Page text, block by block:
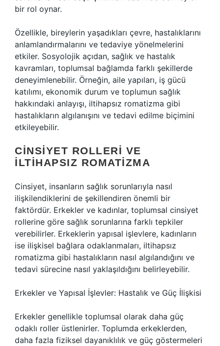
bir rol oynar.
Özellikle, bireylerin yaşadıkları çevre, hastalıklarını
anlamlandırmalarını ve tedaviye yönelmelerini
etkiler. Sosyolojik açıdan, sağlık ve hastalık
kavramları, toplumsal bağlamda farklı şekillerde
deneyimlenebilir. Örneğin, aile yapıları, iş gücü
katılımı, ekonomik durum ve toplumun sağlık
hakkındaki anlayışı, iltihapsız romatizma gibi
hastalıkların algılanışını ve tedavi edilme biçimini
etkileyebilir.
CINSIYET ROLLERI VE
İLTIHAPSIZ ROMATIZMA
Cinsiyet, insanların sağlık sorunlarıyla nasıl
ilişkilendiklerini de şekillendiren önemli bir
faktördür. Erkekler ve kadınlar, toplumsal cinsiyet
rollerine göre sağlık sorunlarına farklı tepkiler
verebilirler. Erkeklerin yapısal işlevlere, kadınların
ise ilişkisel bağlara odaklanmaları, iltihapsız
romatizma gibi hastalıkların nasıl algılandığını ve
tedavi sürecine nasıl yaklaşıldığını belirleyebilir.
Erkekler ve Yapısal İşlevler: Hastalık ve Güç İlişkisi
Erkekler genellikle toplumsal olarak daha güç
odaklı roller üstlenirler. Toplumda erkeklerden,
daha fazla fiziksel dayanıklılık ve güç göstermeleri